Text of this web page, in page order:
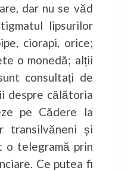
dar nu se văd
lipsurilor
ciorapi, orice;
o monedă; alții
consultați de
despre călătoria
pe Cădere la
transilvăneni și
o telegramă prin
Ce putea fi